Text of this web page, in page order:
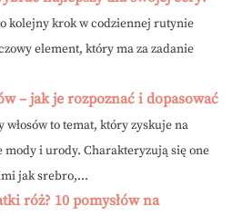
kolejny krok w codziennej rutynie
element, który ma za zadanie
– jak je rozpoznać i dopasować
włosów to temat, który zyskuje na
i urody. Charakteryzują się one
jak srebro,...
róż? 10 pomysłów na